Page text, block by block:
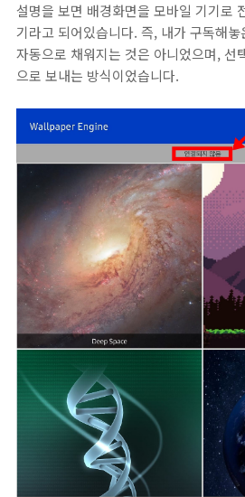
설명을 보면 배경화면을 모바일 기기로
기라고 되어있습니다. 즉, 내가 구독해
자동으로 채워지는 것은 아니었으며, 선
으로 보내는 방식이었습니다.